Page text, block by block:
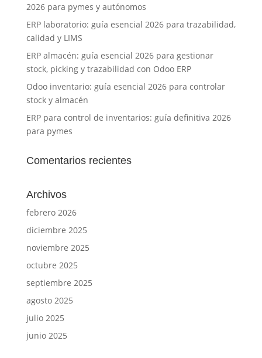
2026 para pymes y autónomos
ERP laboratorio: guía esencial 2026 para trazabilidad,
calidad y LIMS
ERP almacén: guía esencial 2026 para gestionar
stock, picking y trazabilidad con Odoo ERP
Odoo inventario: guía esencial 2026 para controlar
stock y almacén
ERP para control de inventarios: guía definitiva 2026
para pymes
Comentarios recientes
Archivos
febrero 2026
diciembre 2025
noviembre 2025
octubre 2025
septiembre 2025
agosto 2025
julio 2025
junio 2025